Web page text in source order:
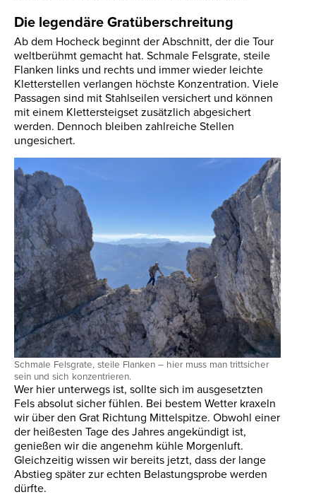
Die legendäre Gratüberschreitung
Ab dem Hocheck beginnt der Abschnitt, der die Tour
weltberühmt gemacht hat. Schmale Felsgrate, steile
Flanken links und rechts und immer wieder leichte
Kletterstellen verlangen höchste Konzentration. Viele
Passagen sind mit Stahlseilen versichert und können
mit einem Klettersteigset zusätzlich abgesichert
werden. Dennoch bleiben zahlreiche Stellen
ungesichert.
Schmale Felsgrate, steile Flanken – hier muss man trittsicher
sein und sich konzentrieren.
Wer hier unterwegs ist, sollte sich im ausgesetzten
Fels absolut sicher fühlen. Bei bestem Wetter kraxeln
wir über den Grat Richtung Mittelspitze. Obwohl einer
der heißesten Tage des Jahres angekündigt ist,
genießen wir die angenehm kühle Morgenluft.
Gleichzeitig wissen wir bereits jetzt, dass der lange
Abstieg später zur echten Belastungsprobe werden
dürfte.